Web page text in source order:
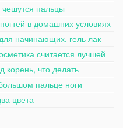
пальцы
в домашних условиях
начинающих, гель лак
считается лучшей
корень, что делать
пальце ноги
цвета